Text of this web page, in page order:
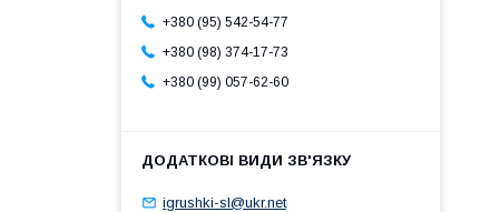
+380 (95) 542-54-77
+380 (98) 374-17-73
+380 (99) 057-62-60
igrushki-sl@ukr.net